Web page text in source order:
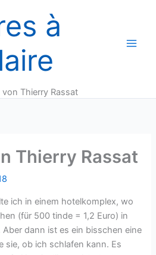
à
Thierry Rassat
Thierry Rassat
ich in einem hotelkomplex, wo
(für 500 tinde = 1,2 Euro) in
dann ist es ein bisschen eine
sie, ob ich schlafen kann. Es